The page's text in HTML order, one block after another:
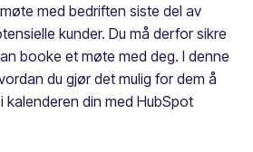
med bedriften siste del av
kunder. Du må derfor sikre
booke et møte med deg. I denne
du gjør det mulig for dem å
kalenderen din med HubSpot